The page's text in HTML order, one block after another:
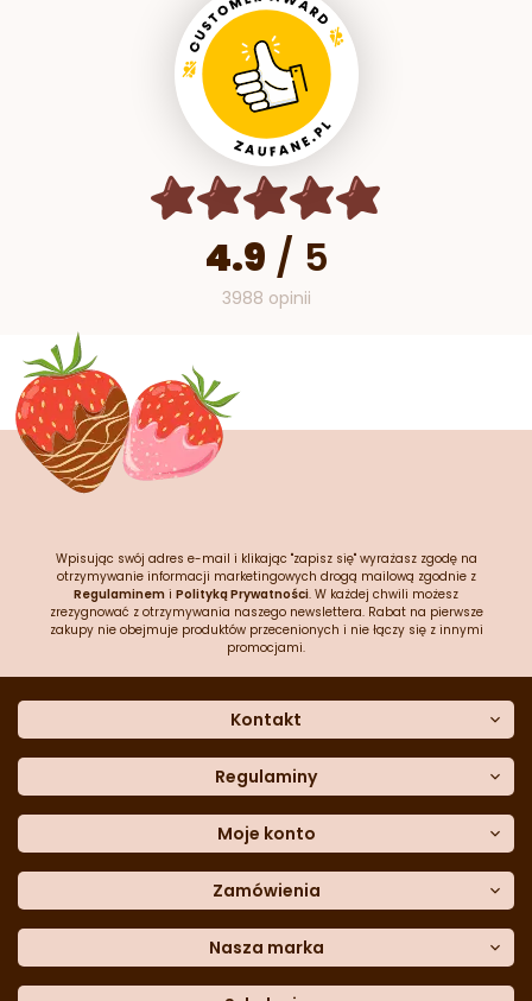
4.9 / 5
3988 opinii
Wpisując swój adres e-mail i klikając "zapisz się" wyrażasz zgodę na
otrzymywanie informacji marketingowych drogą mailową zgodnie z
Regulaminem i Polityką Prywatności. W każdej chwili możesz
zrezygnować z otrzymywania naszego newslettera. Rabat na pierwsze
zakupy nie obejmuje produktów przecenionych i nie łączy się z innymi
promocjami.
Kontakt
Dane kontaktowe
Często zadawane pytania
Sklep stacjonarny
Formularz kontaktowy
Blog
telefon:601 767 272
Regulaminy
Polityka prywatności
Polityka cookies
Polityka reklamacji
Polityka zwrotów
Dostępność cyfrowa
Moje konto
Moje dane
Historia zamówień
Lista ulubionych
Moje rabaty
Zamówienia
Metody płatności
Dane do przelewu
Nasza marka